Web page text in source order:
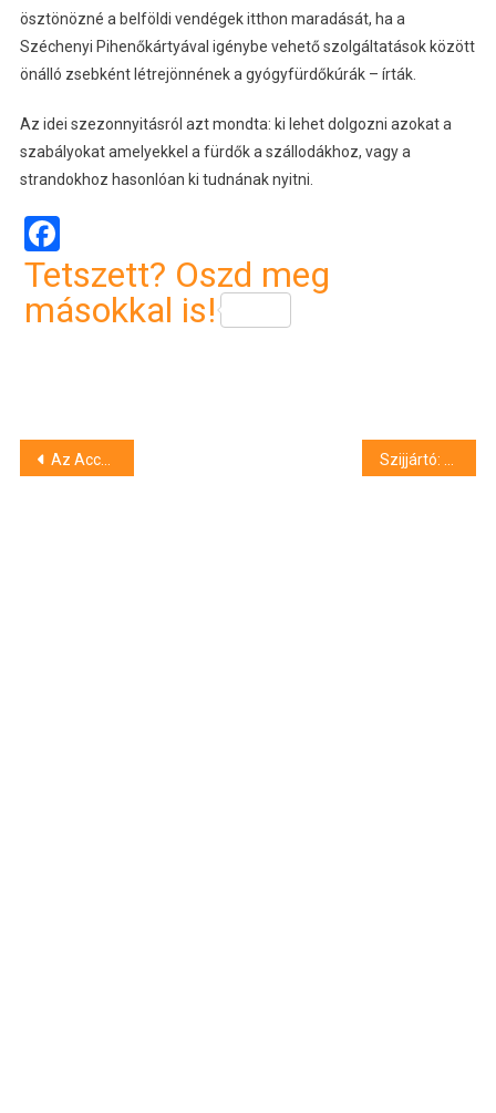
ösztönözné a belföldi vendégek itthon maradását, ha a
Széchenyi Pihenőkártyával igénybe vehető szolgáltatások között
önálló zsebként létrejönnének a gyógyfürdőkúrák – írták.
Az idei szezonnyitásról azt mondta: ki lehet dolgozni azokat a
szabályokat amelyekkel a fürdők a szállodákhoz, vagy a
strandokhoz hasonlóan ki tudnának nyitni.
Facebook
Tetszett? Oszd meg
másokkal is!
Bejegyzés
Az Accor és a Bureau Veritas a szálloda- és vendéglátóipar újraindítását segítő egészségügyi tanúsítványt fejlesztett ki